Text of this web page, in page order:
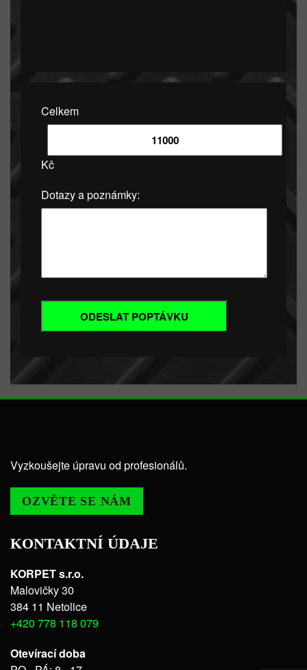
Celkem
Kč
Dotazy a poznámky:
Vyzkoušejte úpravu od profesionálů.
OZVĚTE SE NÁM
KONTAKTNÍ ÚDAJE
KORPET s.r.o.
Malovičky 30
384 11 Netolice
+420 778 118 079
Otevírací doba